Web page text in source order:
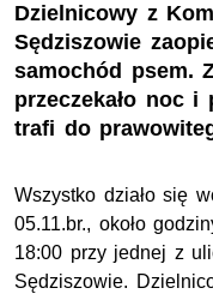
Dzielnicowy z
Sędziszowie
samochód psem.
przeczekało noc
trafi do
Wszystko działo się
05.11.br., około
18:00 przy jednej z
Sędziszowie.